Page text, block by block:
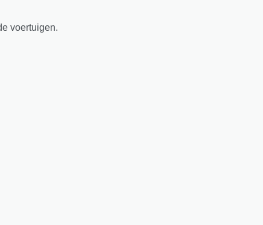
voertuigen.